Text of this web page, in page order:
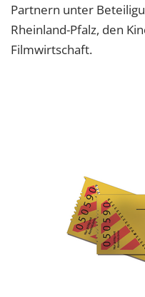
Partnern unter
Rheinland-Pfalz, den
Filmwirtschaft.